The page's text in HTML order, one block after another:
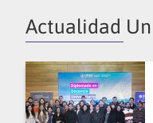
Actualidad